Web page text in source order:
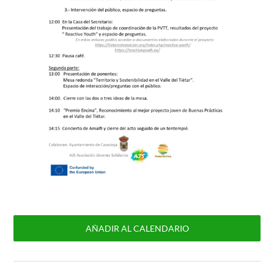
AÑADIR AL CALENDARIO